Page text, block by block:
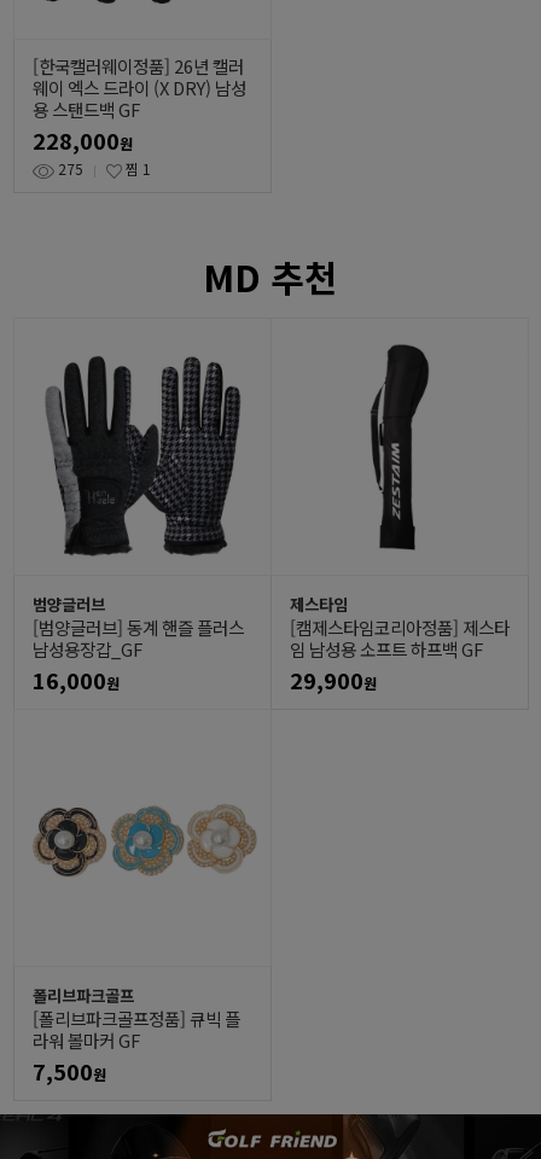
[한국캘러웨이정품] 26년 캘러
웨이 엑스 드라이 (X DRY) 남성
용 스탠드백 GF
228,000원
275
찜 1
MD 추천
범양글러브
[범양글러브] 동계 핸즐 플러스
남성용장갑_GF
16,000원
제스타임
[캠제스타임코리아정품] 제스타
임 남성용 소프트 하프백 GF
29,900원
폴리브파크골프
[폴리브파크골프정품] 큐빅 플
라워 볼마커 GF
7,500원